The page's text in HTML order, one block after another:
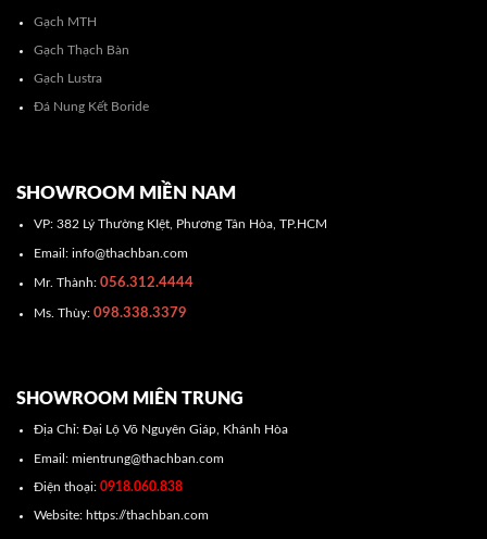
Gạch MTH
Gạch Thạch Bàn
Gạch Lustra
Đá Nung Kết Boride
SHOWROOM MIỀN NAM
VP: 382 Lý Thường KIệt, Phương Tân Hòa, TP.HCM
Email: info@thachban.com
Mr. Thành:056.312.4444
Ms. Thùy: 098.338.3379
SHOWROOM MIÊN TRUNG
Địa Chỉ: Đại Lộ Võ Nguyên Giáp, Khánh Hòa
Email: mientrung@thachban.com
Điện thoại: 0918.060.838
Website: https://thachban.com